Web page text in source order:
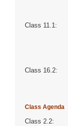
Class 11.1:
Class 16.2:
Class Agenda
Class 2.2: